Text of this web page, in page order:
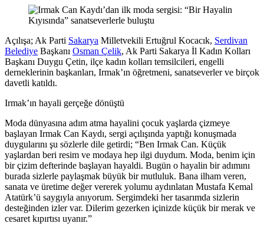
Açılışa; Ak Parti Sakarya Milletvekili Ertuğrul Kocacık, Serdivan
Belediye Başkanı Osman Çelik, Ak Parti Sakarya İl Kadın Kolları
Başkanı Duygu Çetin, ilçe kadın kolları temsilcileri, engelli
derneklerinin başkanları, Irmak’ın öğretmeni, sanatseverler ve birçok
davetli katıldı.
Irmak’ın hayali gerçeğe dönüştü
Moda dünyasına adım atma hayalini çocuk yaşlarda çizmeye
başlayan Irmak Can Kaydı, sergi açılışında yaptığı konuşmada
duygularını şu sözlerle dile getirdi; “Ben Irmak Can. Küçük
yaşlardan beri resim ve modaya hep ilgi duydum. Moda, benim için
bir çizim defterinde başlayan hayaldi. Bugün o hayalin bir adımını
burada sizlerle paylaşmak büyük bir mutluluk. Bana ilham veren,
sanata ve üretime değer vererek yolumu aydınlatan Mustafa Kemal
Atatürk’ü saygıyla anıyorum. Sergimdeki her tasarımda sizlerin
desteğinden izler var. Dilerim gezerken içinizde küçük bir merak ve
cesaret kıpırtısı uyanır.”